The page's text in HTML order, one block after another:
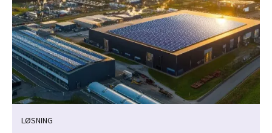
LØSNING